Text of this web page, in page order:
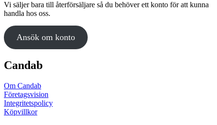
olika
alternativen
på
produktsidan
Vi säljer bara till återförsäljare så du behöver ett konto för att kunna
handla hos oss.
Ansök om konto
Candab
Om Candab
Företagsvision
Integritetspolicy
Köpvillkor